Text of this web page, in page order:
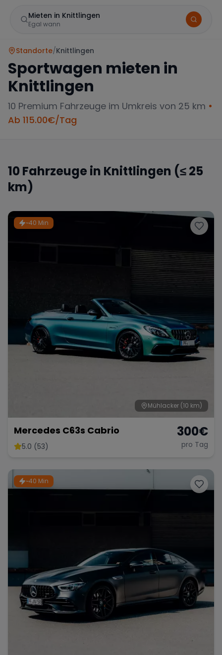
Mieten in Knittlingen
Egal wann
Jaguar
Tesla Chevrolet Dodge
Bugatti Lotus Maserati
Range Rover
Standorte/Knittlingen
Sportwagen mieten in
Knittlingen
10 Premium Fahrzeuge im Umkreis von 25 km •
Ab 115.00€/Tag
10 Fahrzeuge in Knittlingen (≤ 25
km)
~40 Min
Mühlacker (10 km)
Mercedes C63s Cabrio
5.0 (53)
300€
pro Tag
~40 Min